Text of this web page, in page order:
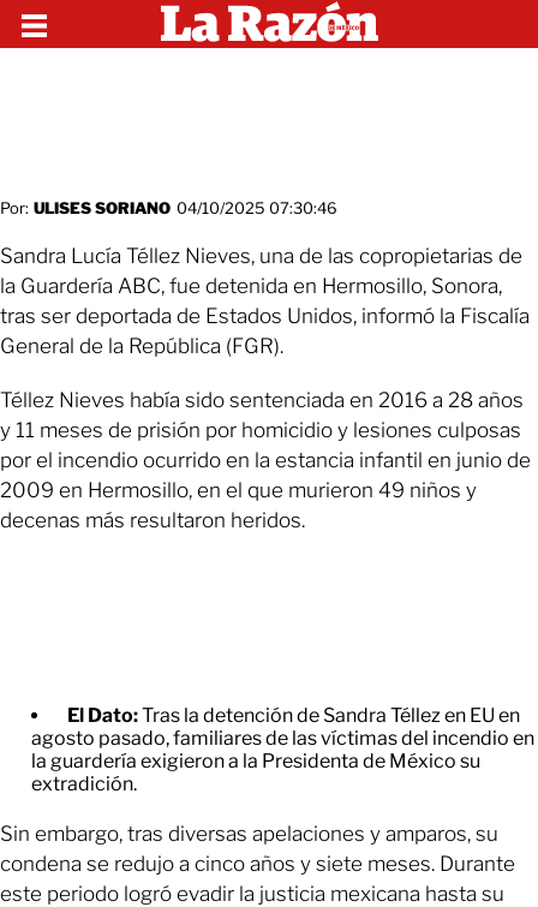
Por: ULISES SORIANO 04/10/2025 07:30:46
Sandra Lucía Téllez Nieves, una de las copropietarias de
la Guardería ABC, fue detenida en Hermosillo, Sonora,
tras ser deportada de Estados Unidos, informó la Fiscalía
General de la República (FGR).
Téllez Nieves había sido sentenciada en 2016 a 28 años
y 11 meses de prisión por homicidio y lesiones culposas
por el incendio ocurrido en la estancia infantil en junio de
2009 en Hermosillo, en el que murieron 49 niños y
decenas más resultaron heridos.
El Dato:Tras la detención de Sandra Téllez en EU en
agosto pasado, familiares de las víctimas del incendio en
la guardería exigieron a la Presidenta de México su
extradición.
Sin embargo, tras diversas apelaciones y amparos, su
condena se redujo a cinco años y siete meses. Durante
este periodo logró evadir la justicia mexicana hasta su